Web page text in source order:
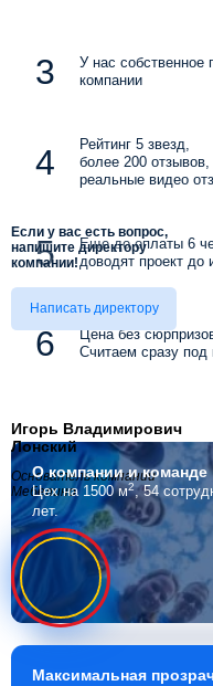
У нас собственное
компании
Рейтинг 5 звезд,
более 200 отзывов,
реальные видео
Еще до оплаты 6
доводят проект до
Цена без
Считаем сразу под
Если у вас есть вопрос,
напишите директору
компании!
Написать директору
Игорь Владимирович
Лонский
Основатель компании
Мебелино
О компаниии команде
Цех на 1500 м2, 54
лет.
Максимальная